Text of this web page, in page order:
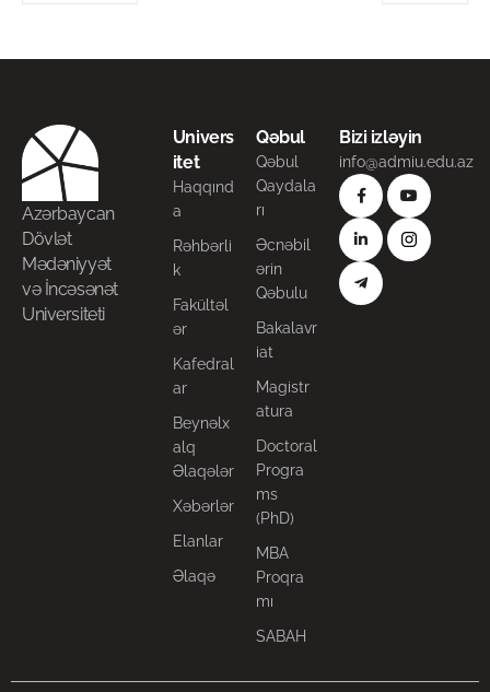
Azərbaycan
Dövlət
Mədəniyyət
və İncəsənət
Universiteti
Univers
itet
Haqqınd
a
Rəhbərli
k
Fakültəl
ər
Kafedral
ar
Beynəlx
alq
Əlaqələr
Xəbərlər
Elanlar
Əlaqə
Qəbul
Qəbul
Qaydala
rı
Əcnəbil
ərin
Qəbulu
Bakalavr
iat
Magistr
atura
Doctoral
Progra
ms
(PhD)
MBA
Proqra
mı
SABAH
Bizi izləyin
info@admiu.edu.az